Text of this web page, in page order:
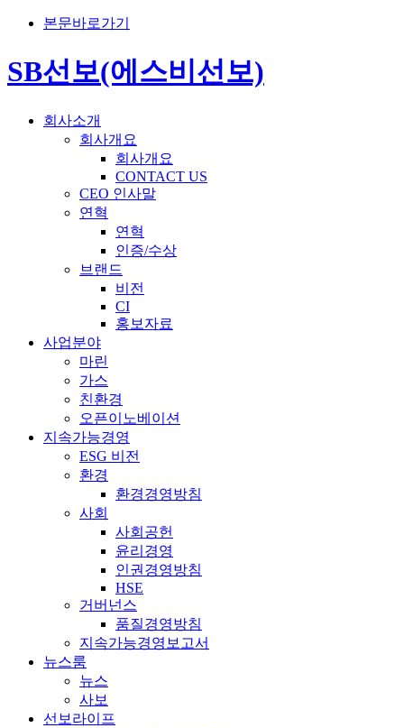
본문바로가기
SB선보(에스비선보)
회사소개
회사개요
회사개요
CONTACT US
CEO 인사말
연혁
연혁
인증/수상
브랜드
비전
CI
홍보자료
사업분야
마린
가스
친환경
오픈이노베이션
지속가능경영
ESG 비전
환경
환경경영방침
사회
사회공헌
윤리경영
인권경영방침
HSE
거버넌스
품질경영방침
지속가능경영보고서
뉴스룸
뉴스
사보
선보라이프